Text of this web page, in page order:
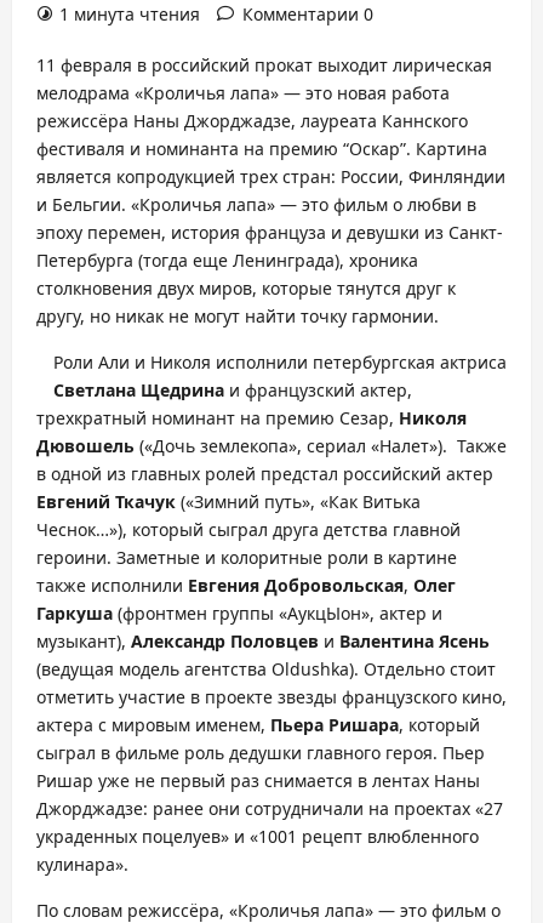
1 минута чтения
Комментарии 0
11 февраля в российский прокат выходит лирическая
мелодрама «Кроличья лапа» — это новая работа
режиссёра Наны Джорджадзе, лауреата Каннского
фестиваля и номинанта на премию “Оскар”. Картина
является копродукцией трех стран: России, Финляндии
и Бельгии. «Кроличья лапа» — это фильм о любви в
эпоху перемен, история француза и девушки из Санкт-
Петербурга (тогда еще Ленинграда), хроника
столкновения двух миров, которые тянутся друг к
другу, но никак не могут найти точку гармонии.
Роли Али и Николя исполнили петербургская актриса
Светлана Щедрина и французский актер,
трехкратный номинант на премию Сезар, Николя
Дювошель («Дочь землекопа», сериал «Налет»). Также
в одной из главных ролей предстал российский актер
Евгений Ткачук («Зимний путь», «Как Витька
Чеснок…»), который сыграл друга детства главной
героини. Заметные и колоритные роли в картине
также исполнили Евгения Добровольская, Олег
Гаркуша (фронтмен группы «АукцЫон», актер и
музыкант), Александр Половцев и Валентина Ясень
(ведущая модель агентства Oldushka). Отдельно стоит
отметить участие в проекте звезды французского кино,
актера с мировым именем, Пьера Ришара, который
сыграл в фильме роль дедушки главного героя. Пьер
Ришар уже не первый раз снимается в лентах Наны
Джорджадзе: ранее они сотрудничали на проектах «27
украденных поцелуев» и «1001 рецепт влюбленного
кулинара».
По словам режиссёра, «Кроличья лапа» — это фильм о